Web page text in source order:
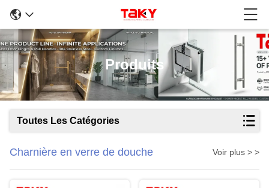
Produits
Toutes Les Catégories
Charnière en verre de douche Voir plus > >